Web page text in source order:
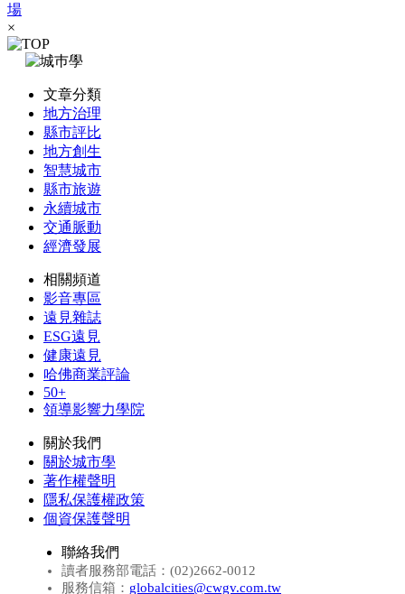
場
×
文章分類
地方治理
縣市評比
地方創生
智慧城市
縣市旅遊
永續城市
交通脈動
經濟發展
相關頻道
影音專區
遠見雜誌
ESG遠見
健康遠見
哈佛商業評論
50+
領導影響力學院
關於我們
關於城市學
著作權聲明
隱私保護權政策
個資保護聲明
聯絡我們
讀者服務部電話：(02)2662-0012
服務信箱： globalcities@cwgv.com.tw